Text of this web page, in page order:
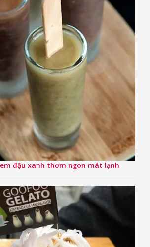
đậu xanh thơm ngon mát lạnh